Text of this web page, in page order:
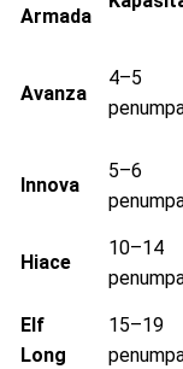
Armada
Avanza
4–5
Innova
5–6
Hiace
10–14
Elf
Long
15–19